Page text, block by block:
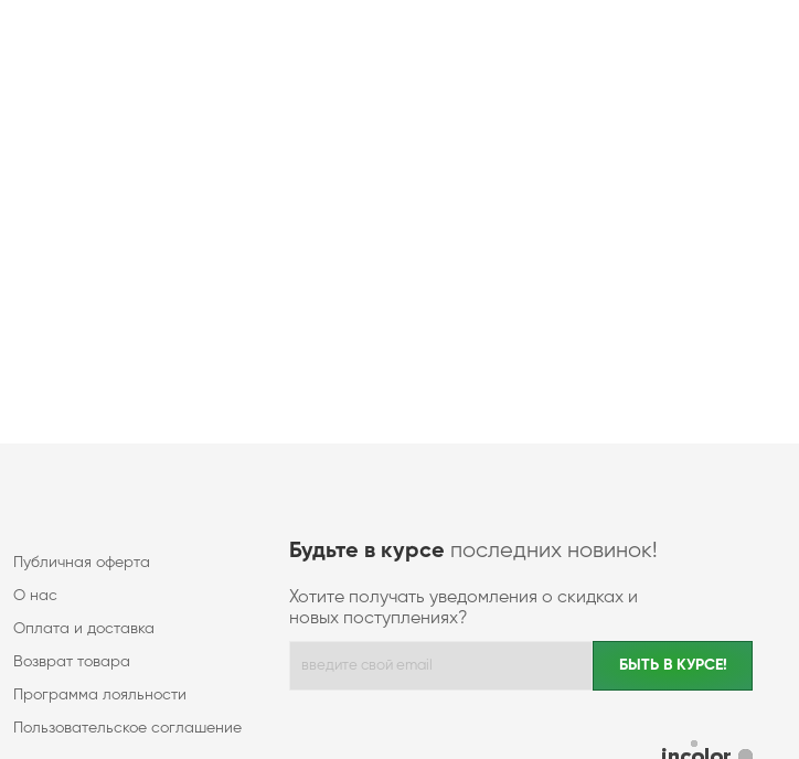
Публичная оферта
О нас
Оплата и доставка
Возврат товара
Программа лояльности
Пользовательское соглашение
Будьте в курсе последних новинок!
Хотите получать уведомления о скидках и
новых поступлениях?